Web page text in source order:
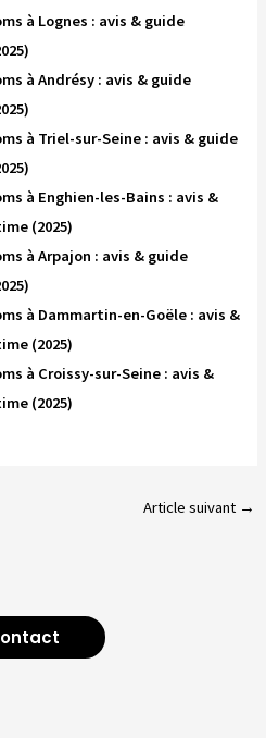
à Lognes : avis & guide
à Andrésy : avis & guide
à Triel-sur-Seine : avis & guide
à Enghien-les-Bains : avis &
(2025)
à Arpajon : avis & guide
à Dammartin-en-Goële : avis &
(2025)
à Croissy-sur-Seine : avis &
(2025)
Article suivant →